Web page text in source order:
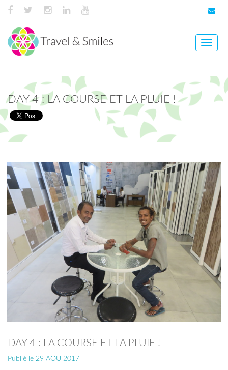
Toggle
DAY 4 : LA COURSE ET LA PLUIE !
DAY 4 : LA COURSE ET LA PLUIE !
Publié le 29 AOU 2017